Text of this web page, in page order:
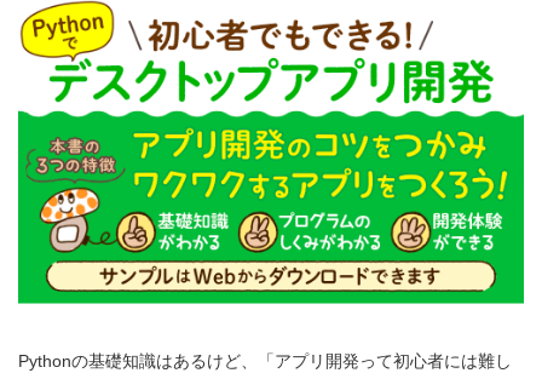
Pythonの基礎知識はあるけど、「アプリ開発って初心者には難し